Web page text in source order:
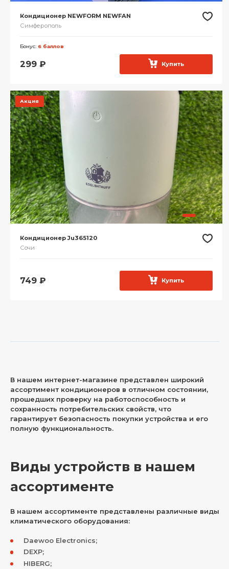
Кондиционер NEWFORM NEWFAN
Симферополь
Бонус: 6 баллов
299 ₽ Купить
Акция
Кондиционер Ju365120
Сочи
749 ₽ Купить
В нашем интернет-магазине представлен широкий
ассортимент кондиционеров в отличном состоянии,
прошедших проверку на работоспособность и
сохранность потребительских свойств, что
гарантирует безопасность покупки устройства и его
полную функциональность.
Виды устройств в нашем
ассортименте
В нашем ассортименте представлены различные виды
климатического оборудования:
Daewoo Electronics;
DEXP;
HIBERG;